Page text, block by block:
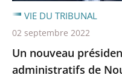
Un nouveau
administratifs de
VIE DU TRIBUNAL
02 septembre 2022